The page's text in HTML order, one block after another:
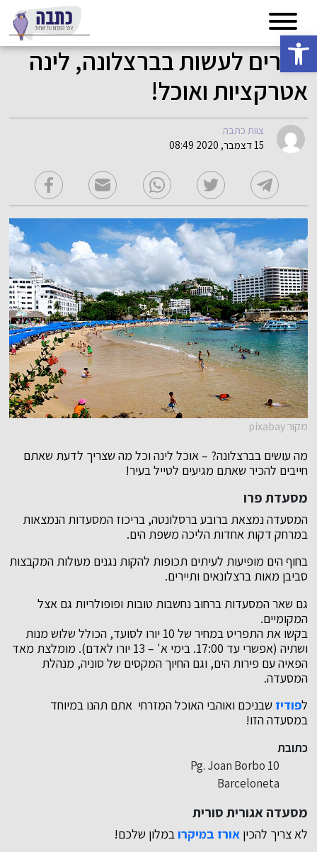
פתח סרגל נגישות
דברים לעשות בברצלונה, לינה
אטרקציות ואוכל!
צוות כתבה
15 דצמבר, 2020 08:49
מקור pixabay
מה עושים בברצלונה? – אוכל לינה וכל מה שצריך לדעת שאתם
חייבים להכיר שאתם מגיעים לטייל בעיר!
מסעדת פרו
המסעדה נמצאת ברובע ברסלונטה, בריכוז המסעדות הנמצאות
במרחק דקות אחדות הליכה משפת הים.
בחוף הים מופיעות לעיתים תכופות להקות נגנים מעולות המקבצות
סביבן מאות ברצלונאים ותיירים.
גם שאר המסעדות ברחוב נחשבות טובות ופופולריות גם אצל
המקומיים.
בקשו את התפריט במחיר של 10 יורו לסועד, הכולל שלוש מנות
ושתיה (אפשרי עד 17:00. בימי א' – 13 יורו לאדם). מומלצת מאד
הפאיה עם פירות הים, וגם החיוך המקסים של סוניה, מנהלת
המסעדה.
לפודיז שבניכם ואוהבי האוכל המזרחי אתם תהנו במיוחד
במסעדה הזו!
כתובת
Pg. Joan Borbo 10
Barceloneta
מסעדה אגורית סורית
לא צריך להכין אורז במיקרובמלון שלכם!